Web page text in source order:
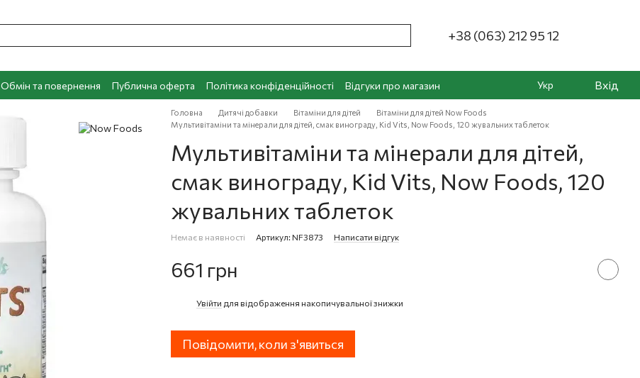
+38 (063) 212 95 12
Обмін та повернення Публична оферта Політика конфіденційності
Відгуки про магазин
Укр Вхід
Головна Дитячі добавки Вітаміни для дітей
Вітаміни для дітей Now Foods
Мультивітаміни та мінерали для дітей, смак винограду, Kid Vits, Now Foods, 120 жувальних таблеток
Мультивітаміни та мінерали для дітей,
смак винограду, Kid Vits, Now Foods, 120
жувальних таблеток
Немає в наявності Артикул: NF3873 Написати відгук
661 грн
Увійти для відображення накопичувальної знижки
Повідомити, коли з'явиться